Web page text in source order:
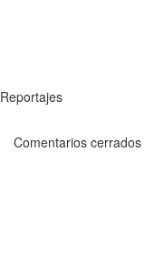
Reportajes
Comentarios cerrados